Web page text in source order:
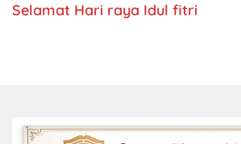
Selamat Hari raya Idul fitri